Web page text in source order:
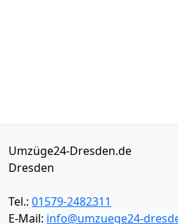
Umzüge24-Dresden.de
Dresden
Tel.: 01579-2482311
E-Mail: info@umzuege24-